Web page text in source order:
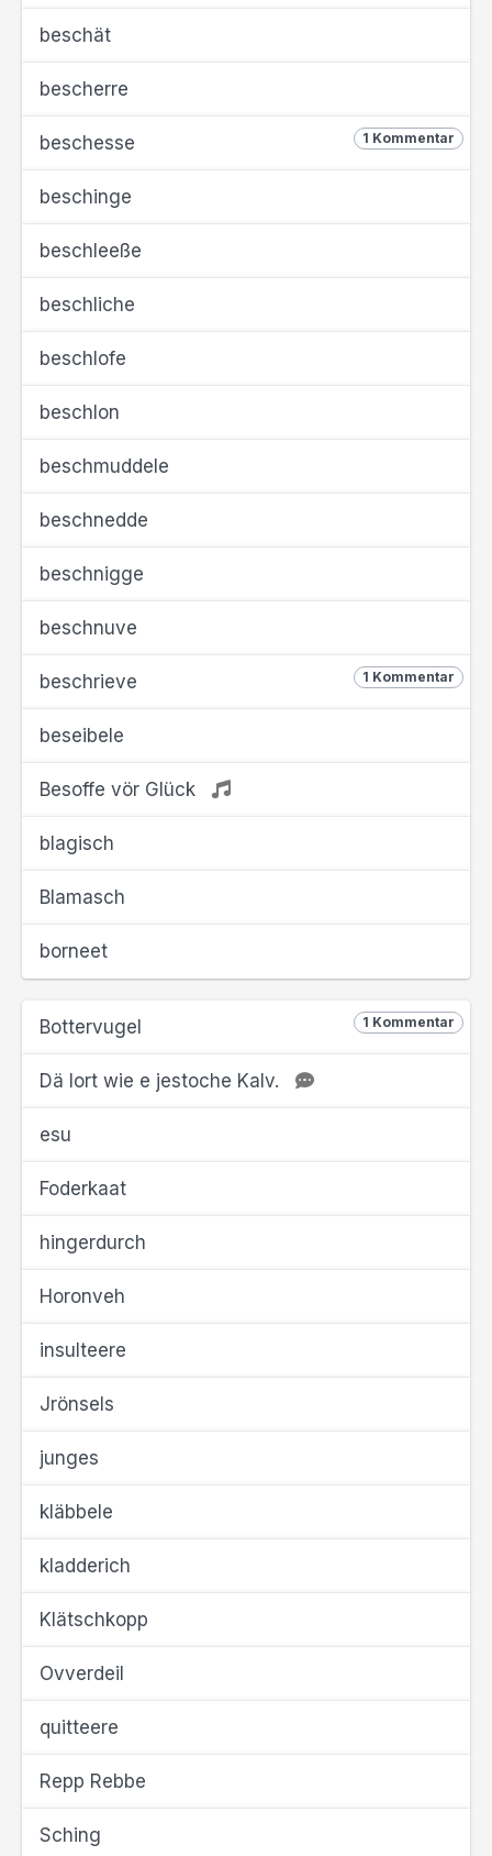
beschät
bescherre
1 Kommentar
beschesse
beschinge
beschleeße
beschliche
beschlofe
beschlon
beschmuddele
beschnedde
beschnigge
beschnuve
1 Kommentar
beschrieve
beseibele
Besoffe vör Glück
blagisch
Blamasch
borneet
1 Kommentar
Bottervugel
Dä lort wie e jestoche Kalv.
esu
Foderkaat
hingerdurch
Horonveh
insulteere
Jrönsels
junges
kläbbele
kladderich
Klätschkopp
Ovverdeil
quitteere
Repp Rebbe
Sching